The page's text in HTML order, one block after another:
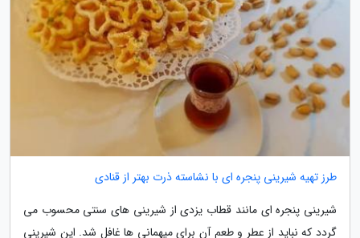
طرز تهیه شیرینی پنجره ای با نشاسته ذرت بهتر از قنادی
شیرینی پنجره ای مانند قطاب یزدی از شیرینی های سنتی محسوب می
گردد که نباید از عطر و طعم آن برای میهمانی ها غافل شد. این شیرینی